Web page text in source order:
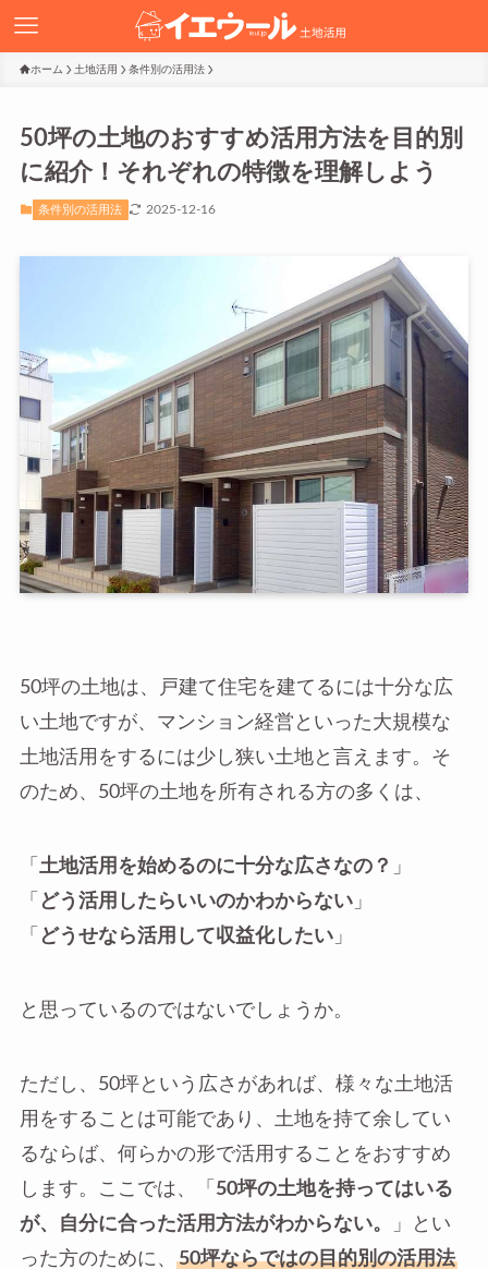
ホーム 土地活用 条件別の活用法
50坪の土地のおすすめ活用方法を目的別
に紹介！それぞれの特徴を理解しよう
条件別の活用法 2025-12-16
50坪の土地は、戸建て住宅を建てるには十分な広
い土地ですが、マンション経営といった大規模な
土地活用をするには少し狭い土地と言えます。そ
のため、50坪の土地を所有される方の多くは、
「 土地活用を始めるのに十分な広さなの？ 」
「 どう活用したらいいのかわからない」
「 どうせなら活用して収益化したい」
と思っているのではないでしょうか。
ただし、50坪という広さがあれば、様々な土地活
用をすることは可能であり、土地を持て余してい
るならば、何らかの形で活用することをおすすめ
します。ここでは、「 50坪の土地を持ってはいる
が、自分に合った活用方法がわからない。
」とい
った方のために、
50坪ならではの目的別の活用法